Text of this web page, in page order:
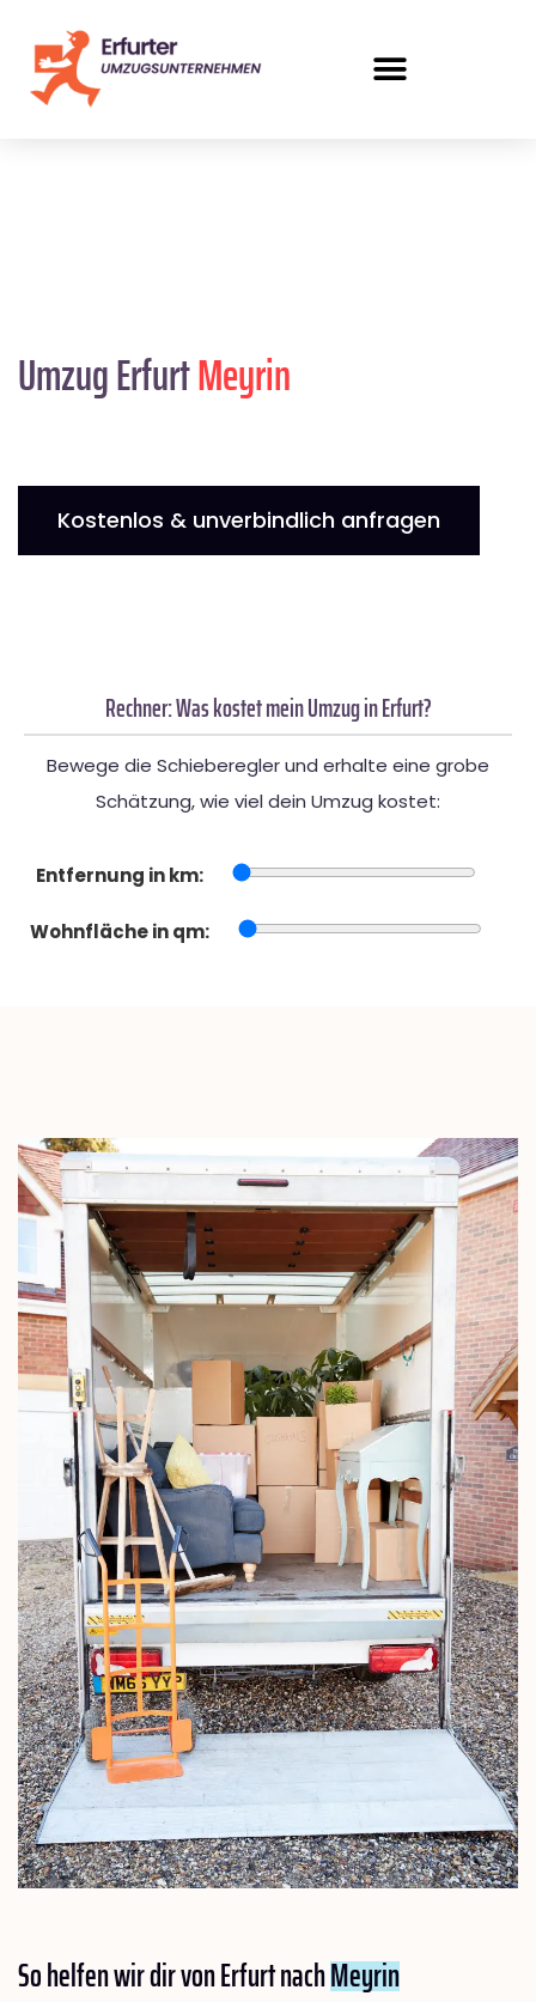
Umzug ErfurtMeyrin
Kostenlos & unverbindlich anfragen
Rechner: Was kostet mein Umzug in Erfurt?
Bewege die Schieberegler und erhalte eine grobe
Schätzung, wie viel dein Umzug kostet:
Entfernung in km:
Wohnfläche in qm:
So helfen wir dir von Erfurt nachMeyrin